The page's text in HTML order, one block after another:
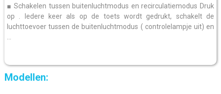
■ Schakelen tussen buitenluchtmodus en recirculatiemodus Druk
op . Iedere keer als op de toets wordt gedrukt, schakelt de
luchttoevoer tussen de buitenluchtmodus ( controlelampje uit) en
Modellen: